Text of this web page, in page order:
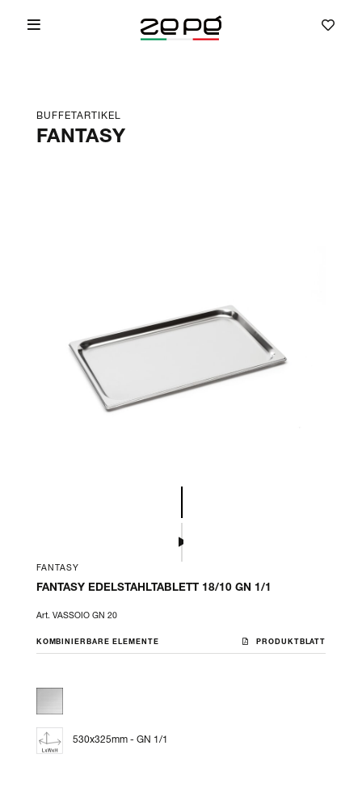
BUFFETARTIKEL
FANTASY
FANTASY
FANTASY EDELSTAHLTABLETT 18/10 GN 1/1
Art. VASSOIO GN 20
KOMBINIERBARE ELEMENTE PRODUKTBLATT
530x325mm - GN 1/1